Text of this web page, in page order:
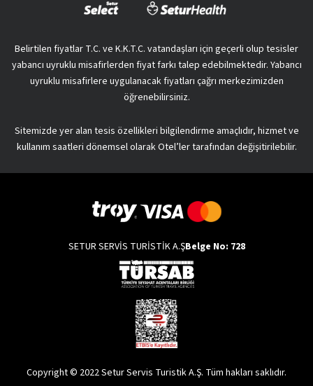
Belirtilen fiyatlar T.C. ve K.K.T.C. vatandaşları için geçerli olup tesisler
yabancı uyruklu misafirlerden fiyat farkı talep edebilmektedir. Yabancı
uyruklu misafirlere uygulanacak fiyatları çağrı merkezimizden
öğrenebilirsiniz.
Sitemizde yer alan tesis özellikleri bilgilendirme amaçlıdır, hizmet ve
kullanım saatleri dönemsel olarak Otel’ler tarafından değişitirilebilir.
SETUR SERVİS TURİSTİK A.ŞBelge No: 728
Copyright © 2022 Setur Servis Turistik A.Ş. Tüm hakları saklıdır.